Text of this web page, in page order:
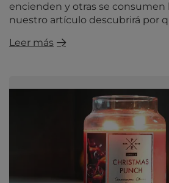
encienden y otras se
nuestro artículo descubrirá por
Leer más